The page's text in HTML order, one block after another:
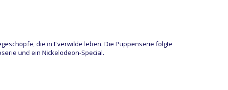
die in Everwilde leben. Die Puppenserie folgte
und ein Nickelodeon-Special.